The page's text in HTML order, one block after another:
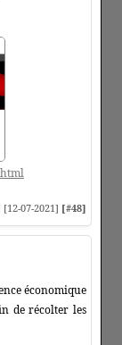
07-2021] [#48]
économique
de récolter les